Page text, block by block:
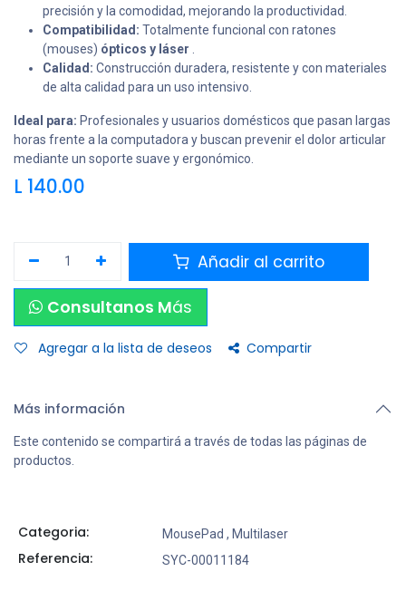
precisión y la comodidad, mejorando la productividad.
Compatibilidad: Totalmente funcional con ratones
(mouses) ópticos y láser
Calidad: Construcción duradera, resistente y con materiales
de alta calidad para un uso intensivo.
Ideal para: Profesionales y usuarios domésticos que pasan largas
horas frente a la computadora y buscan prevenir el dolor articular
mediante un soporte suave y ergonómico.
L 140.00
Añadir al carrito
Consultanos Más
Agregar a la lista de deseos Compartir
Más información
Este contenido se compartirá a través de todas las páginas de
productos.
Categoria: MousePad , Multilaser
Referencia: SYC-00011184